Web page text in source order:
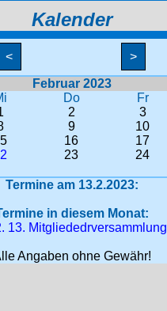
Kalender
< >
Februar 2023
Do Fr
2 3
9 10
16 17
23 24
Termine am 13.2.2023:
in diesem Monat:
13. Mitgliededrversammlung
Angaben ohne Gewähr!